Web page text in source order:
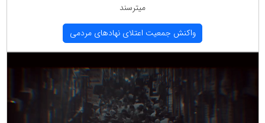
میترسند
واكنش جمعیت اعتلای نهادهای مردمی